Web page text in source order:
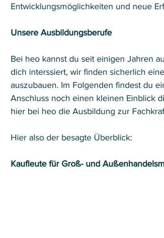
Entwicklungsmöglichkeiten und neue
Unsere Ausbildungsberufe
Bei heo kannst du seit einigen Jahren
dich interssiert, wir finden sicherlich
auszubauen. Im Folgenden findest du
Anschluss noch einen kleinen Einblick
hier bei heo die Ausbildung zur
Hier also der besagte Überblick:
Kaufleute für Groß- und